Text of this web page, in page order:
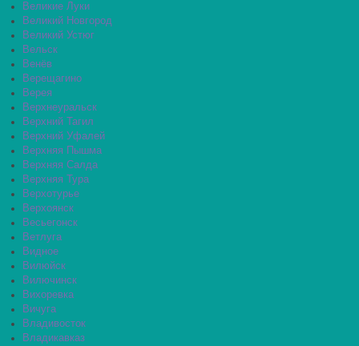
Великие Луки
Великий Новгород
Великий Устюг
Вельск
Венёв
Верещагино
Верея
Верхнеуральск
Верхний Тагил
Верхний Уфалей
Верхняя Пышма
Верхняя Салда
Верхняя Тура
Верхотурье
Верхоянск
Весьегонск
Ветлуга
Видное
Вилюйск
Вилючинск
Вихоревка
Вичуга
Владивосток
Владикавказ